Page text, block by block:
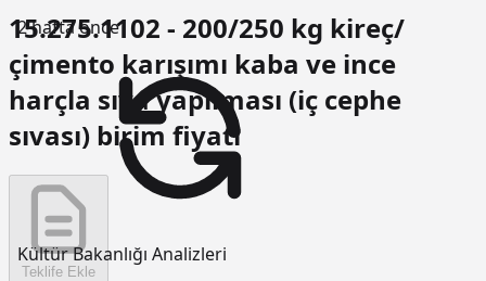
2 hafta önce
Kültür Bakanlığı Analizleri
15.275.1102 - 200/250 kg kireç/
çimento karışımı kaba ve ince
harçla sıva yapılması (iç cephe
sıvası) birim fiyatı
Teklife Ekle